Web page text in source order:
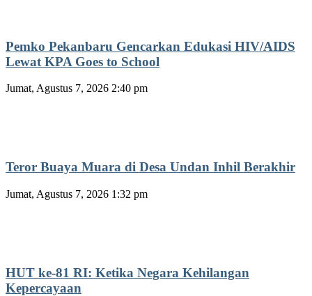
Pemko Pekanbaru Gencarkan Edukasi HIV/AIDS
Lewat KPA Goes to School
Jumat, Agustus 7, 2026 2:40 pm
Teror Buaya Muara di Desa Undan Inhil Berakhir
Jumat, Agustus 7, 2026 1:32 pm
HUT ke-81 RI: Ketika Negara Kehilangan
Kepercayaan